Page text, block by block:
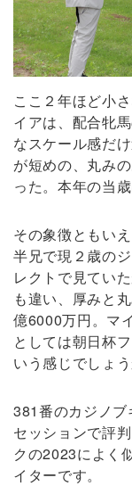
ここ２年ほど小
イアは、配合牝
なスケール感だ
が短めの、丸み
った。本年の当
その象徴ともい
半兄で現２歳の
レクトで見てい
も違い、厚みと
億6000万円。マ
としては朝日杯
いう感じでしょう
381番のカジノ
セッションで評
クの2023によく
イターです。